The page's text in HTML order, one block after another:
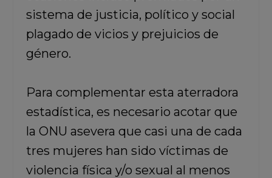
sistema de justicia, político y social
plagado de vicios y prejuicios de
género.
Para complementar esta aterradora
estadística, es necesario acotar que
la ONU asevera que casi una de cada
tres mujeres han sido víctimas de
violencia física y/o sexual al menos